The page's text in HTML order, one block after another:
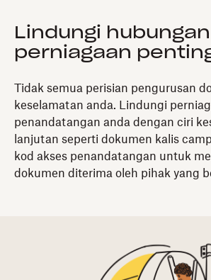
Lindungi hubungan
perniagaan
Tidak semua perisian pengurusan
keselamatan anda. Lindungi
penandatangan anda dengan ciri
lanjutan seperti dokumen kalis
kod akses penandatangan untuk
dokumen diterima oleh pihak yang